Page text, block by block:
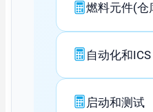
燃料元件(仓
自动化和ICS
启动和测试